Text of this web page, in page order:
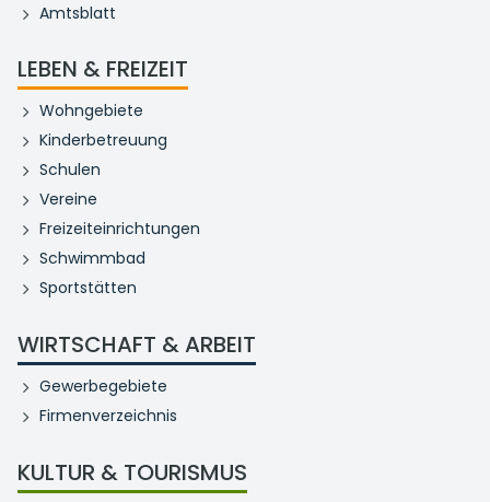
Amtsblatt
LEBEN & FREIZEIT
Wohngebiete
Kinderbetreuung
Schulen
Vereine
Freizeiteinrichtungen
Schwimmbad
Sportstätten
WIRTSCHAFT & ARBEIT
Gewerbegebiete
Firmenverzeichnis
KULTUR & TOURISMUS